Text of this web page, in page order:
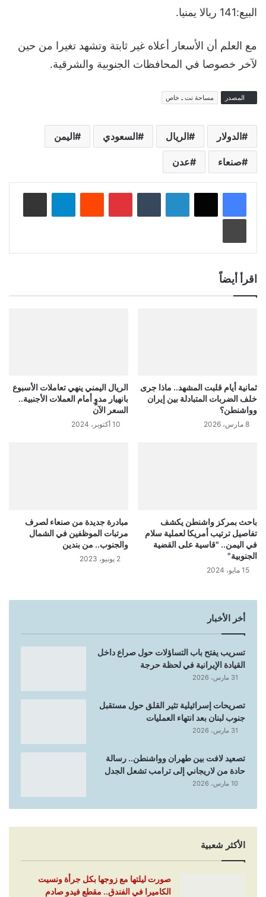
البيع:141 ريالا يمنيا.
مع العلم أن الأسعار أعلاه غير ثابتة وتشهد تغيرا من حين
لآخر خصوصا في المحافظات الجنوبية والشرقية.
المصدر مساحة نت ـ خاص
الدولار الريال السعودي اليمن
صنعاء عدن
لينكدإن بينتيريست
اقرأ أيضاً
ثمانية أيام قلبت المشهد.. ماذا جرى
خلف الضربات المتبادلة بين إيران
وواشنطن؟
8 مارس، 2026
الريال اليمني ينهي تعاملات الأسبوع
بانهيار مدوٍ أمام العملات الأجنبية..
السعر الآن
10 أكتوبر، 2024
باحث بمركز واشنطن يكشف
تفاصيل ترتيب أمريكا لعملية سلام
في اليمن.. "قاسية على القضية
الجنوبية"
15 مايو، 2024
مبادرة جديدة من صنعاء لصرف
مرتبات الموظفين في الشمال
والجنوب.. من بندين
2 يونيو، 2023
أخر الأخبار
تسريب يفتح باب التساؤلات حول صراع داخل
القيادة الإيرانية في لحظة حرجة
31 مارس، 2026
تصريحات إسرائيلية تثير القلق حول مستقبل
جنوب لبنان بعد انتهاء العمليات
31 مارس، 2026
تصعيد لافت بين طهران وواشنطن.. رسالة
حادة من لاريجاني إلى ترامب تشعل الجدل
10 مارس، 2026
الأكثر شعبية
صورت ليلتها مع زوجها بكل جرأة ونسيت
الكاميرا في الفندق.. مقطع فيدو صادم